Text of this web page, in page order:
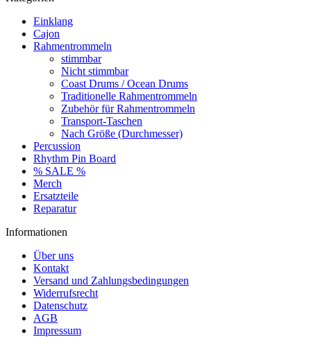
Einklang
Cajon
Rahmentrommeln
stimmbar
Nicht stimmbar
Coast Drums / Ocean Drums
Traditionelle Rahmentrommeln
Zubehör für Rahmentrommeln
Transport-Taschen
Nach Größe (Durchmesser)
Percussion
Rhythm Pin Board
% SALE %
Merch
Ersatzteile
Reparatur
Informationen
Über uns
Kontakt
Versand und Zahlungsbedingungen
Widerrufsrecht
Datenschutz
AGB
Impressum